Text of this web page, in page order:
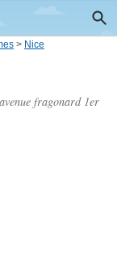
> Nice
avenue fragonard 1er